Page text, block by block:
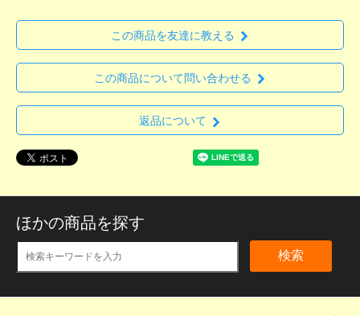
この商品を友達に教える
この商品について問い合わせる
返品について
ほかの商品を探す
検索